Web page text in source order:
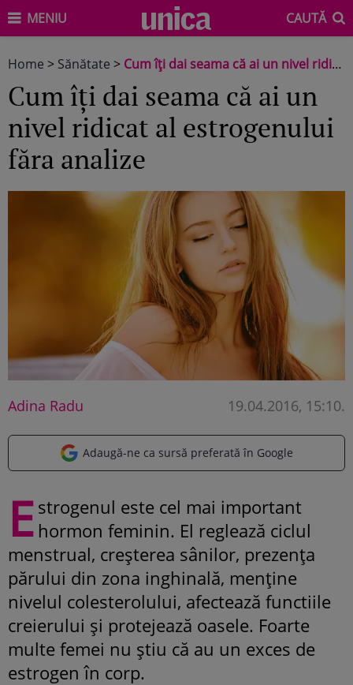
MENIU CAUTĂ
Home > Sănătate > Cum îți dai seama că ai un nivel ridicat al estrogenului făra analize
Cum îți dai seama că ai un
nivel ridicat al estrogenului
făra analize
Adina Radu 19.04.2016, 15:10.
Adaugă-ne ca sursă preferată în Google
E strogenul este cel mai important
hormon feminin. El reglează ciclul
menstrual, creșterea sânilor, prezența
părului din zona inghinală, menține
nivelul colesterolului, afectează functiile
creierului și protejează oasele. Foarte
multe femei nu știu că au un exces de
estrogen în corp.